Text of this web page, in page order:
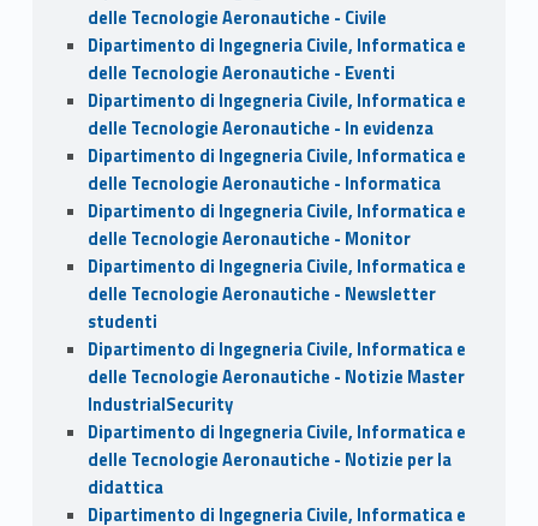
delle Tecnologie Aeronautiche - Civile
Dipartimento di Ingegneria Civile, Informatica e
delle Tecnologie Aeronautiche - Eventi
Dipartimento di Ingegneria Civile, Informatica e
delle Tecnologie Aeronautiche - In evidenza
Dipartimento di Ingegneria Civile, Informatica e
delle Tecnologie Aeronautiche - Informatica
Dipartimento di Ingegneria Civile, Informatica e
delle Tecnologie Aeronautiche - Monitor
Dipartimento di Ingegneria Civile, Informatica e
delle Tecnologie Aeronautiche - Newsletter
studenti
Dipartimento di Ingegneria Civile, Informatica e
delle Tecnologie Aeronautiche - Notizie Master
IndustrialSecurity
Dipartimento di Ingegneria Civile, Informatica e
delle Tecnologie Aeronautiche - Notizie per la
didattica
Dipartimento di Ingegneria Civile, Informatica e